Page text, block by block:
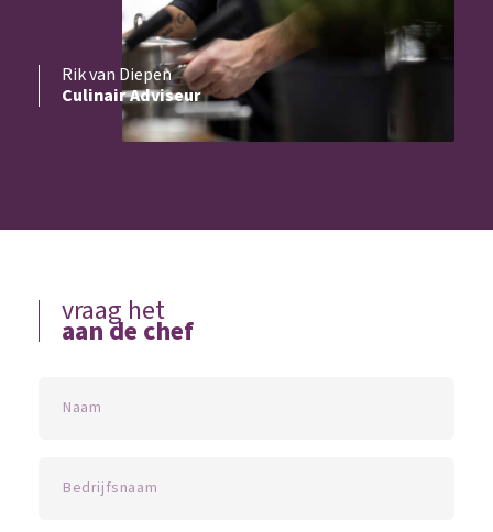
Rik van Diepen
Culinair Adviseur
vraag het
aan de chef